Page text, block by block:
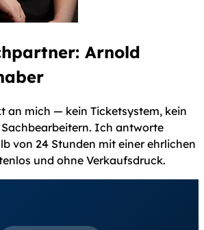
Arnold
an mich — kein Ticketsystem, kein
Ich antworte
von 24 Stunden mit einer ehrlichen
und ohne Verkaufsdruck.